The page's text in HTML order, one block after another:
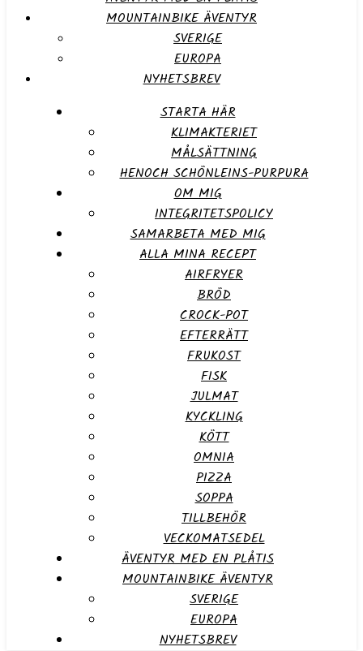
MOUNTAINBIKE ÄVENTYR
SVERIGE
EUROPA
NYHETSBREV
STARTA HÄR
KLIMAKTERIET
MÅLSÄTTNING
HENOCH SCHÖNLEINS-PURPURA
OM MIG
INTEGRITETSPOLICY
SAMARBETA MED MIG
ALLA MINA RECEPT
AIRFRYER
BRÖD
CROCK-POT
EFTERRÄTT
FRUKOST
FISK
JULMAT
KYCKLING
KÖTT
OMNIA
PIZZA
SOPPA
TILLBEHÖR
VECKOMATSEDEL
ÄVENTYR MED EN PLÅTIS
MOUNTAINBIKE ÄVENTYR
SVERIGE
EUROPA
NYHETSBREV